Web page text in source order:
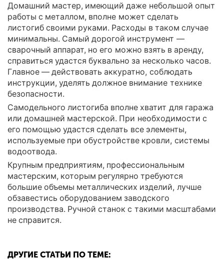
Домашний мастер, имеющий даже небольшой опыт
работы с металлом, вполне может сделать
листогиб своими руками. Расходы в таком случае
минимальны. Самый дорогой инструмент —
сварочный аппарат, но его можно взять в аренду,
справиться удастся буквально за несколько часов.
Главное — действовать аккуратно, соблюдать
инструкции, уделять должное внимание технике
безопасности.
Самодельного листогиба вполне хватит для гаража
или домашней мастерской. При необходимости с
его помощью удастся сделать все элементы,
используемые при обустройстве кровли, системы
водоотвода.
Крупным предприятиям, профессиональным
мастерским, которым регулярно требуются
большие объемы металлических изделий, лучше
обзавестись оборудованием заводского
производства. Ручной станок с такими масштабами
не справится.
ДРУГИЕ СТАТЬИ ПО ТЕМЕ: